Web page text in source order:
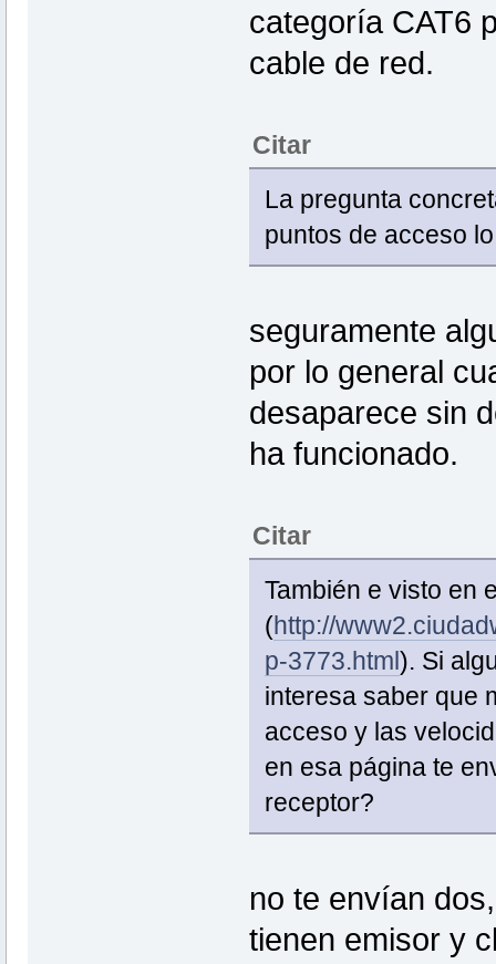
categoría CAT6
cable de red.
Citar
La pregunta
puntos de acceso
seguramente
por lo general
desaparece sin
ha funcionado.
Citar
También e visto en
(http://
p-3773.html). Si
interesa saber que
acceso y las
en esa página te
receptor?
no te envían
tienen emisor y